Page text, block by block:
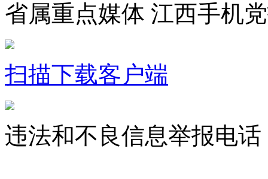
省属重点媒体 江西手机
扫描下载客户端
违法和不良信息举报电